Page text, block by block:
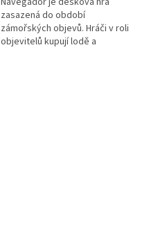
zasazená do období
zámořských objevů. Hráči v roli
objevitelů kupují lodě a